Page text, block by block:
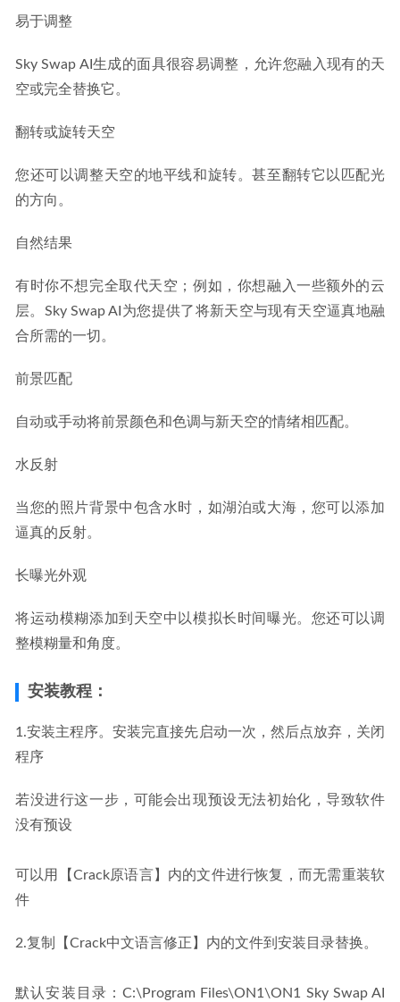
易于调整
Sky Swap AI生成的面具很容易调整，允许您融入现有的天
空或完全替换它。
翻转或旋转天空
您还可以调整天空的地平线和旋转。甚至翻转它以匹配光
的方向。
自然结果
有时你不想完全取代天空；例如，你想融入一些额外的云
层。Sky Swap AI为您提供了将新天空与现有天空逼真地融
合所需的一切。
前景匹配
自动或手动将前景颜色和色调与新天空的情绪相匹配。
水反射
当您的照片背景中包含水时，如湖泊或大海，您可以添加
逼真的反射。
长曝光外观
将运动模糊添加到天空中以模拟长时间曝光。您还可以调
整模糊量和角度。
安装教程：
1.安装主程序。安装完直接先启动一次，然后点放弃，关闭
程序
若没进行这一步，可能会出现预设无法初始化，导致软件
没有预设
可以用【Crack原语言】内的文件进行恢复，而无需重装软
件
2.复制【Crack中文语言修正】内的文件到安装目录替换。
默认安装目录：C:\Program Files\ON1\ON1 Sky Swap AI